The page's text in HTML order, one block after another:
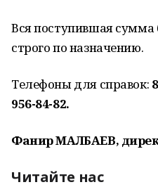
Вся поступившая сумма
строго по назначению.
Телефоны для справок:
956-84-82.
Фанир МАЛБАЕВ,
Читайте нас